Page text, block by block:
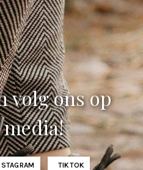
volg ons op
TIKTOK